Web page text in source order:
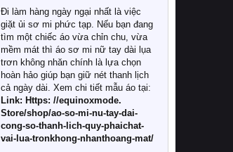
đình? Hãy cùng chúng tôi đi tìm lời
giải đáp chi tiết qua bài viết dưới đây.
1. Tại sao các gia đình hiện đại lại ưa
chuộng chăn ga gối đệm cao cấp?
Khác với các dòng sản phẩm thông
thường, những bộ chăn ga gối đệm
cao cấp trải qua quy trình sản xuất
nghiêm ngặt từ khâu chọn lọc nguyên
liệu tự nhiên đến công nghệ dệt
nhuộm hiện đại không chứa hóa chất
Đi làm hàng ngày ngại nhất là việc
giặt ủi sơ mi phức tạp. Nếu bạn đang
tìm một chiếc áo vừa chỉn chu, vừa
mềm mát thì áo sơ mi nữ tay dài lụa
trơn không nhăn chính là lựa chọn
hoàn hảo giúp bạn giữ nét thanh lịch
cả ngày dài. Xem chi tiết mẫu áo tại:
Link: Https: //equinoxmode.
Store/shop/ao-so-mi-nu-tay-dai-
cong-so-thanh-lich-quy-phaichat-
vai-lua-tronkhong-nhanthoang-mat/